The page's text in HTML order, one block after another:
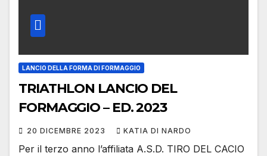
LANCIO DELLA FORMA DI FORMAGGIO
TRIATHLON LANCIO DEL
FORMAGGIO – ED. 2023
20 DICEMBRE 2023 KATIA DI NARDO
Per il terzo anno l’affiliata A.S.D. TIRO DEL CACIO